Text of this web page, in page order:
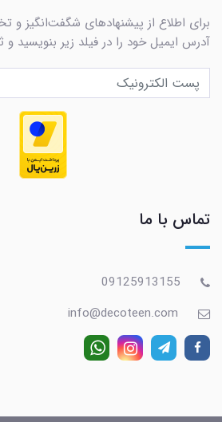
برای اطلاع از پیشنهادهای شگفت‌انگیز و
آدرس ایمیل خود را در فیلد زیر بنویسید و
تماس با ما